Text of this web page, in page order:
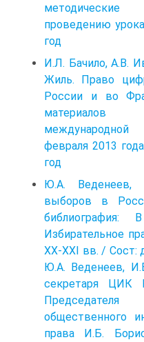
проведению
год
И.Л. Бачило, А.В.
Жиль. Право
России и во
материалов
февраля 2013
год
Ю.А. Веденеев,
выборов в
Избирательное
XX-XXI вв. / Сост:
Ю.А. Веденеев,
секретаря ЦИК
Председателя
общественного
права И.Б.